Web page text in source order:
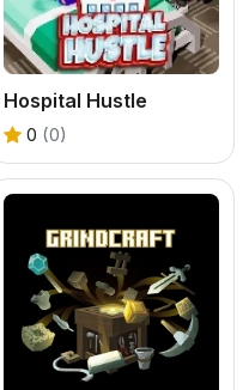
Hospital Hustle
0 (0)